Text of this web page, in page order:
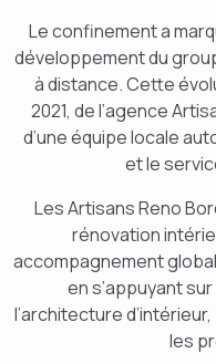
Le confinement a
développement du
à distance. Cette
2021, de l’agence
d’une équipe locale
et le
Les Artisans Reno
rénovation
accompagnement
en s’appuyant
l’architecture
les